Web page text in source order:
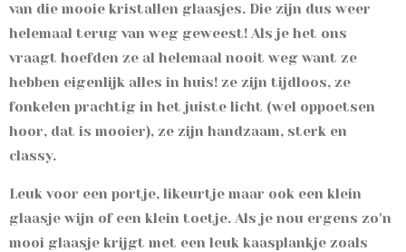
van die mooie kristallen glaasjes. Die zijn dus weer
helemaal terug van weg geweest! Als je het ons
vraagt hoefden ze al helemaal nooit weg want ze
hebben eigenlijk alles in huis! ze zijn tijdloos, ze
fonkelen prachtig in het juiste licht (wel oppoetsen
hoor, dat is mooier), ze zijn handzaam, sterk en
classy.
Leuk voor een portje, likeurtje maar ook een klein
glaasje wijn of een klein toetje. Als je nou ergens zo'n
mooi glaasje krijgt met een leuk kaasplankje zoals